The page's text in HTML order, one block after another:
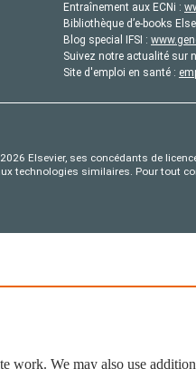
Entraînement aux ECNi :
Bibliothèque d’e-books
Blog special IFSI :
Suivez notre actualité sur
Site d'emploi en santé :
Elsevier, ses concédants de
technologies similaires. Pour tout
work. We may also use